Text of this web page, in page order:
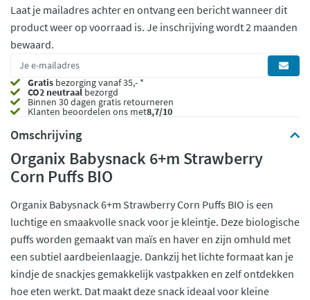
Laat je mailadres achter en ontvang een bericht wanneer dit
product weer op voorraad is. Je inschrijving wordt 2 maanden
bewaard.
Gratis bezorging vanaf 35,- *
CO2 neutraalbezorgd
Binnen 30 dagen gratis retourneren
Klanten beoordelen ons met8,7/10
Omschrijving
Organix Babysnack 6+m Strawberry
Corn Puffs BIO
Organix Babysnack 6+m Strawberry Corn Puffs BIO is een
luchtige en smaakvolle snack voor je kleintje. Deze biologische
puffs worden gemaakt van maïs en haver en zijn omhuld met
een subtiel aardbeienlaagje. Dankzij het lichte formaat kan je
kindje de snackjes gemakkelijk vastpakken en zelf ontdekken
hoe eten werkt. Dat maakt deze snack ideaal voor kleine